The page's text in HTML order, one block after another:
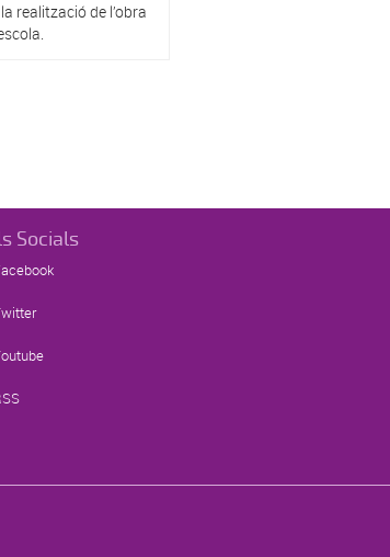
realització de l’obra
Socials